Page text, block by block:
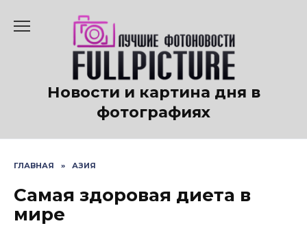
содержанию
Новости и картина дня в
фотографиях
ГЛАВНАЯ » АЗИЯ
Самая здоровая диета в
мире